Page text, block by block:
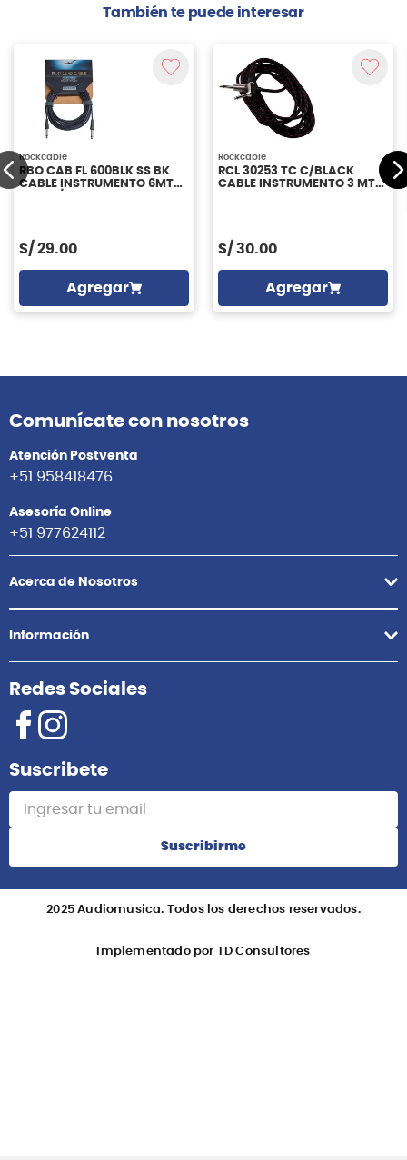
También te puede interesar
Rockcable
RBO CAB FL 600BLK SS BK
CABLE INSTRUMENTO 6MT
S/ 29.00
Agregar
Rockcable
RCL 30253 TC C/BLACK
CABLE INSTRUMENTO 3 MT
S/ 30.00
Agregar
Comunícate con nosotros
Atención Postventa
+51 958418476
Asesoría Online
+51 977624112
Acerca de Nosotros
Información
Redes Sociales
Suscribete
Suscribirme
2025 Audiomusica. Todos los derechos reservados.
Implementado por TD Consultores